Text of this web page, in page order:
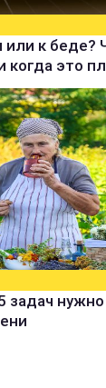
или к беде?
это
задач